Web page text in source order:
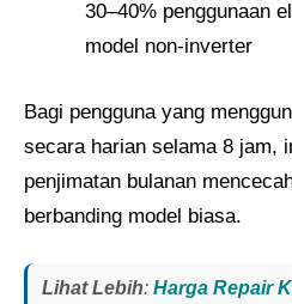
30–40% penggunaan
model non-inverter
Bagi pengguna yang
secara harian selama 8 jam,
penjimatan bulanan
berbanding model biasa.
Lihat Lebih: Harga Repair